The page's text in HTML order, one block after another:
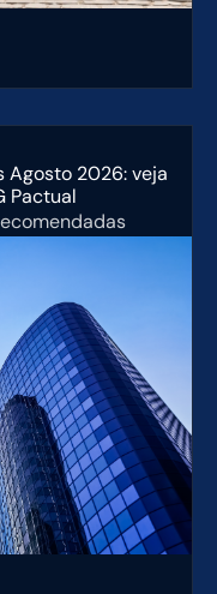
Agosto 2026: veja
Pactual